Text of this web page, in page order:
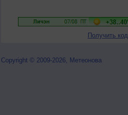
Получить код
Copyright © 2009-2026, Метеонова